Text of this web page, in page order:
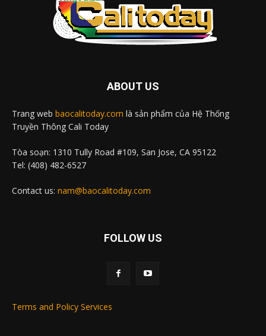
ABOUT US
Trang web baocalitoday.com là sản phẩm của Hệ Thống
Truyền Thông Cali Today
Tòa soạn: 1310 Tully Road #109, San Jose, CA 95122
Tel: (408) 482-6527
Contact us: nam@baocalitoday.com
FOLLOW US
Terms and Policy Services